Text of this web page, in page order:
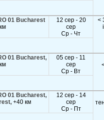
01 Bucharest
12 сер - 20
сер
Ср - Чт
<
01 Bucharest,
05 сер - 11
сер
Ср - Вт
01 Bucharest,
+40 км
12 сер - 14
сер
Ср - Пт